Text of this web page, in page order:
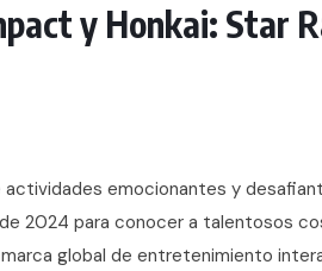
y Honkai: Star
emocionantes y
2024 para conocer a talentosos
global de entretenimiento